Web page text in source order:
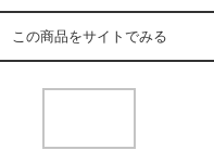
この商品をサイトでみる